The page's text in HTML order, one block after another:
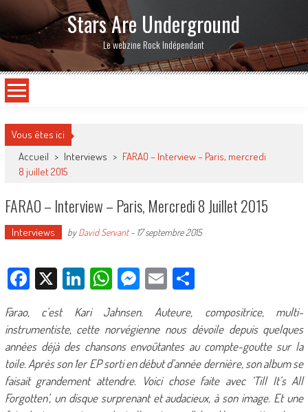
Stars Are Underground
Le webzine Rock Indépendant
Vous êtes ici
Accueil > Interviews > FARAO – Interview – Paris, mercredi
8 juillet 2015
FARAO – Interview – Paris, Mercredi 8 Juillet 2015
Interviews byDavid Servant- 17 septembre 2015
Facebook
X LinkedIn
WhatsApp
Messenger
EmailPartager
Farao, c’est Kari Jahnsen. Auteure, compositrice, multi-
instrumentiste, cette norvégienne nous dévoile depuis quelques
années déjà des chansons envoûtantes au compte-goutte sur la
toile. Après son 1er EP sorti en début d’année dernière, son album se
faisait grandement attendre. Voici chose faite avec ‘Till It’s All
Forgotten’, un disque surprenant et audacieux, à son image. Et une